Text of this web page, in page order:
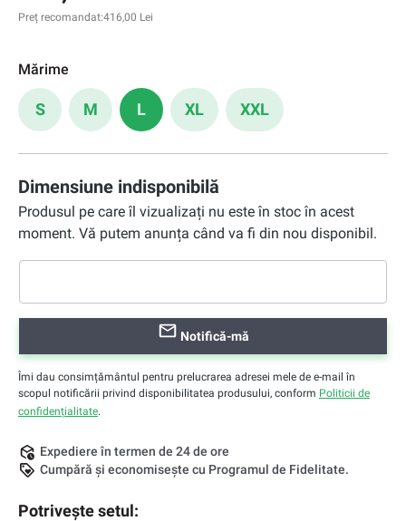
Preț recomandat:416,00 Lei
Mărime
S M L XL XXL
Dimensiune indisponibilă
Produsul pe care îl vizualizați nu este în stoc în acest
moment. Vă putem anunța când va fi din nou disponibil.
Notifică-mă
Îmi dau consimțământul pentru prelucrarea adresei mele de e-mail în
scopul notificării privind disponibilitatea produsului, conform Politicii de
confidențialitate.
Expediere în termen de 24 de ore
Cumpără și economisește cu Programul de Fidelitate.
Potrivește setul: